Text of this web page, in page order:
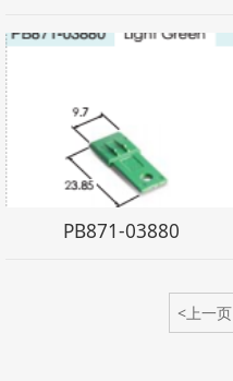
PB871-03880
<上一页